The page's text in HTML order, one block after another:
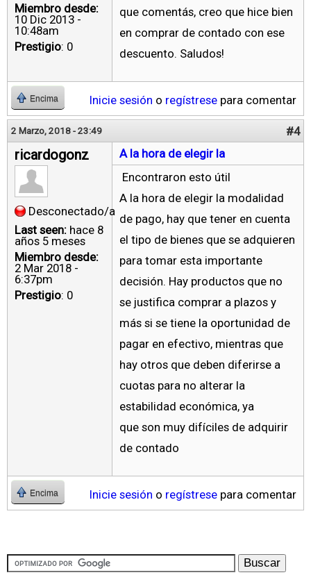
Miembro desde:
10 Dic 2013 -
10:48am
Prestigio: 0
que comentás, creo que hice bien
en comprar de contado con ese
descuento. Saludos!
Encima Inicie sesión o regístrese para comentar
2 Marzo, 2018 - 23:49 #4
ricardogonz
Desconectado/a
Last seen: hace 8
años 5 meses
Miembro desde:
2 Mar 2018 -
6:37pm
Prestigio: 0
A la hora de elegir la
Encontraron esto útil
A la hora de elegir la modalidad
de pago, hay que tener en cuenta
el tipo de bienes que se adquieren
para tomar esta importante
decisión. Hay productos que no
se justifica comprar a plazos y
más si se tiene la oportunidad de
pagar en efectivo, mientras que
hay otros que deben diferirse a
cuotas para no alterar la
estabilidad económica, ya
que son muy difíciles de adquirir
de contado
Encima Inicie sesión o regístrese para comentar